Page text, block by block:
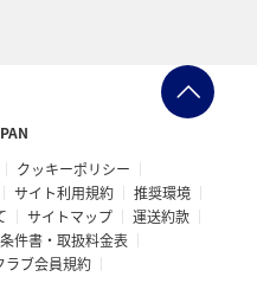
クッキーポリシー
サイト利用規約
推奨環境
サイトマップ
運送約款
件書・取扱料金表
ラブ会員規約